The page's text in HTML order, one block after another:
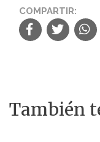
COMPARTIR:
También